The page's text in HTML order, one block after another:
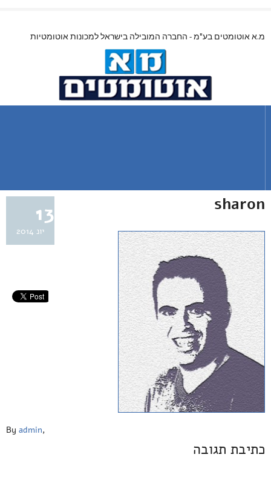
מ.א אוטומטים בע"מ - החברה המובילה בישראל למכונות אוטומטיות
13
יונ 2014
sharon
By admin,
כתיבת תגובה